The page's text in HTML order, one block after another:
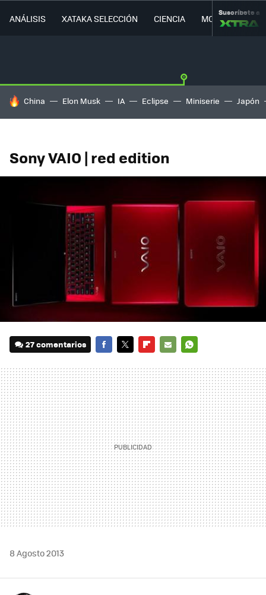
ANÁLISIS XATAKA SELECCIÓN CIENCIA MOVILIDAD
Suscríbete a
HOY SE HABLA DE
China Elon Musk IA Eclipse Miniserie Japón
Sony VAIO | red edition
27 comentarios
MAIL
8 Agosto 2013